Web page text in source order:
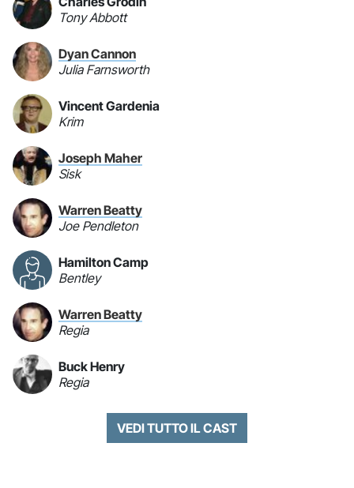
Tony Abbott
Dyan Cannon
Julia Farnsworth
Vincent Gardenia
Krim
Joseph Maher
Sisk
Warren Beatty
Joe Pendleton
Hamilton Camp
Bentley
Warren Beatty
Regia
Buck Henry
Regia
VEDI TUTTO IL CAST